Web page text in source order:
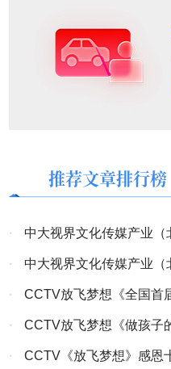
推荐文章排行榜
·
中大视界文化传媒产业（
会主席、央大视界网总编林
·
中大视界文化传媒产业（
会主席、中研文化艺术工作
·
CCTV放飞梦想《全国首
赛颁奖盛典纪实》
·
CCTV放飞梦想《做孩子
《诗画中国》《商企故事》
·
CCTV《放飞梦想》感恩